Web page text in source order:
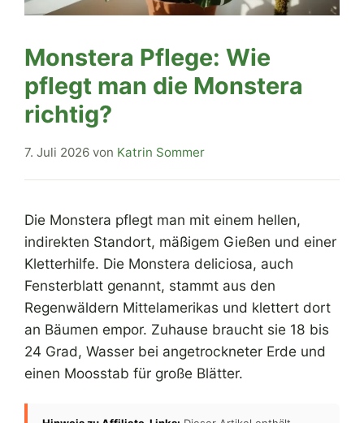
Monstera Pflege: Wie
pflegt man die Monstera
richtig?
7. Juli 2026 von Katrin Sommer
Die Monstera pflegt man mit einem hellen,
indirekten Standort, mäßigem Gießen und einer
Kletterhilfe. Die Monstera deliciosa, auch
Fensterblatt genannt, stammt aus den
Regenwäldern Mittelamerikas und klettert dort
an Bäumen empor. Zuhause braucht sie 18 bis
24 Grad, Wasser bei angetrockneter Erde und
einen Moosstab für große Blätter.